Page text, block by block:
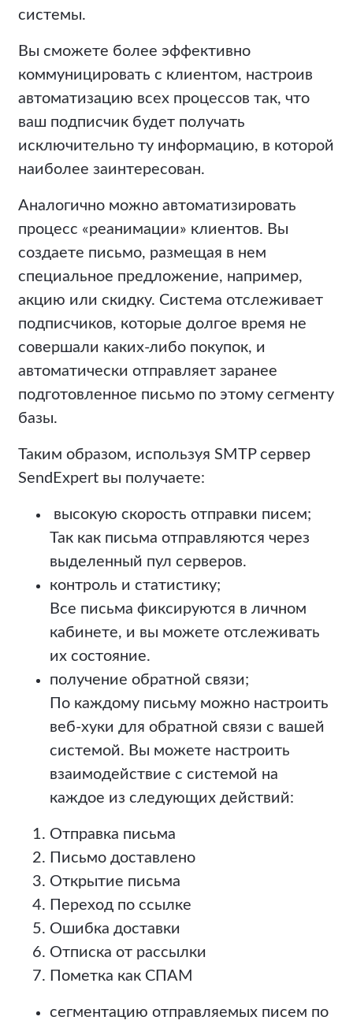
системы.
Вы сможете более эффективно
коммуницировать с клиентом, настроив
автоматизацию всех процессов так, что
ваш подписчик будет получать
исключительно ту информацию, в которой
наиболее заинтересован.
Аналогично можно автоматизировать
процесс «реанимации» клиентов. Вы
создаете письмо, размещая в нем
специальное предложение, например,
акцию или скидку. Система отслеживает
подписчиков, которые долгое время не
совершали каких-либо покупок, и
автоматически отправляет заранее
подготовленное письмо по этому сегменту
базы.
Таким образом, используя SMTP сервер
SendExpert вы получаете:
высокую скорость отправки писем;
Так как письма отправляются через
выделенный пул серверов.
контроль и статистику;
Все письма фиксируются в личном
кабинете, и вы можете отслеживать
их состояние.
получение обратной связи;
По каждому письму можно настроить
веб-хуки для обратной связи с вашей
системой. Вы можете настроить
взаимодействие с системой на
каждое из следующих действий:
Отправка письма
Письмо доставлено
Открытие письма
Переход по ссылке
Ошибка доставки
Отписка от рассылки
Пометка как СПАМ
сегментацию отправляемых писем по